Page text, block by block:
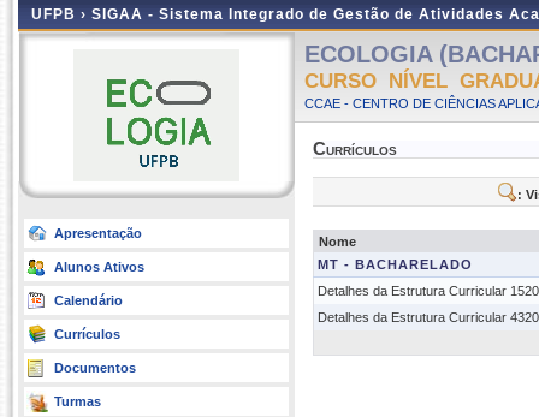
UFPB › SIGAA - Sistema Integrado de Gestão de Atividades
Apresentação
Alunos Ativos
Calendário
Currículos
Documentos
Turmas
ECOLOGIA
CURSO NÍVEL
CCAE - CENTRO DE CIÊNCIAS
Currículos
:
Nome
MT - BACHARELADO
Detalhes da Estrutura Curricular
Detalhes da Estrutura Curricular